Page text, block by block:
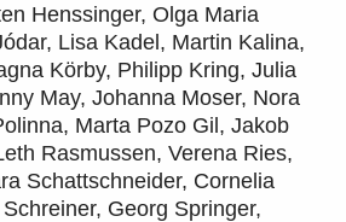
Henssinger, Olga Maria
Lisa Kadel, Martin Kalina,
Körby, Philipp Kring, Julia
May, Johanna Moser, Nora
Marta Pozo Gil, Jakob
Rasmussen, Verena Ries,
Schattschneider, Cornelia
Georg Springer,